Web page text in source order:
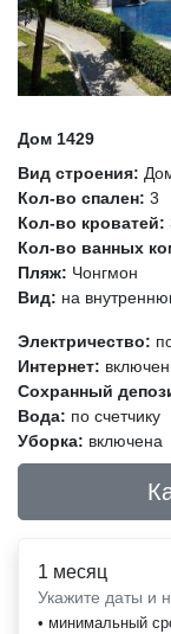
Дом 1429
Вид строения:
Кол-во спален: 3
Кол-во кроватей:
Кол-во ванных
Пляж: Чонгмон
Вид: на
Электричество:
Интернет: включен
Сохранный
Вода: по счетчику
Уборка: включена
1 месяц
Укажите даты и
• минимальный